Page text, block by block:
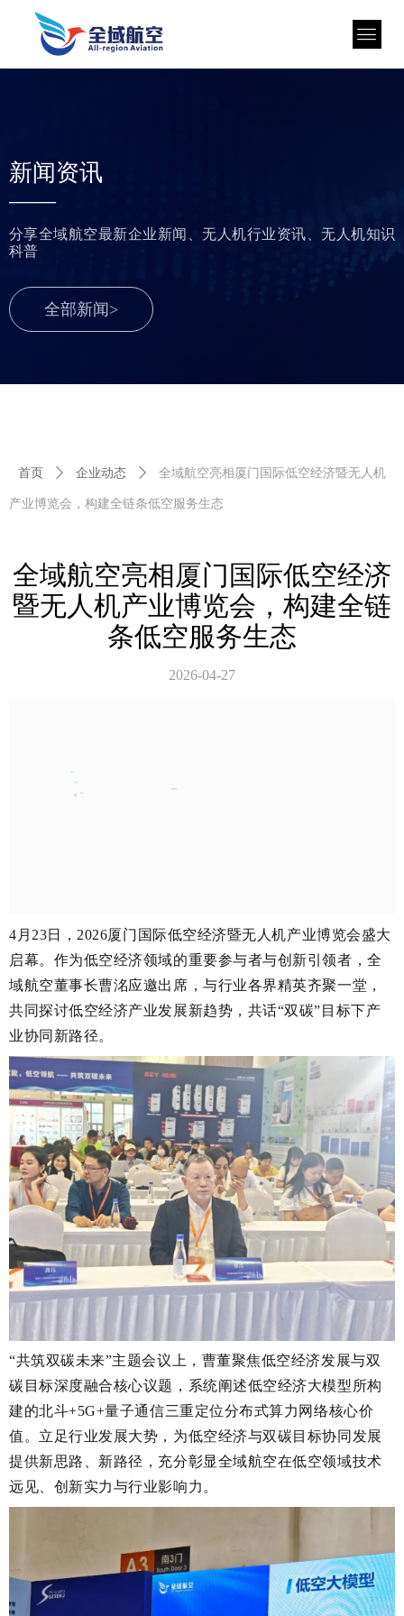
全域航空亮相厦门国际低空经济
暨无人机产业博览会，构建全链
条低空服务生态
4月23日，2026厦门国际低空经济暨无人机产业博览会盛大
启幕。作为低空经济领域的重要参与者与创新引领者，全
域航空董事长曹洺应邀出席，与行业各界精英齐聚一堂，
共同探讨低空经济产业发展新趋势，共话“双碳”目标下产
业协同新路径。
“共筑双碳未来”主题会议上，曹董聚焦低空经济发展与双
碳目标深度融合核心议题，系统阐述低空经济大模型所构
建的北斗+5G+量子通信三重定位分布式算力网络核心价
值。立足行业发展大势，为低空经济与双碳目标协同发展
提供新思路、新路径，充分彰显全域航空在低空领域技术
远见、创新实力与行业影响力。
2026-04-27
首页 ꄲ 企业动态 ꄲ 全域航空亮相厦门国际低空经济暨无人机
产业博览会，构建全链条低空服务生态
新闻资讯
——
分享全域航空最新企业新闻、无人机行业资讯、无人机知识
科普
全部新闻>